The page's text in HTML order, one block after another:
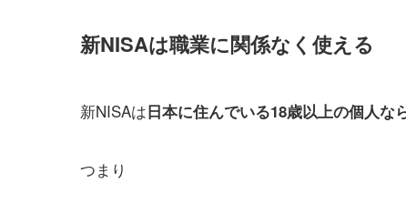
新NISAは職業に関係なく使える
新NISAは日本に住んでいる18歳以上の個人な
つまり